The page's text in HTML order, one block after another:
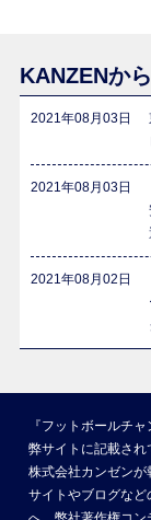
KANZENか
2021年08月03日
2021年08月03日
2021年08月02日
『フットボールチ
弊サイトに記載され
株式会社カンゼン
サイトやブログな